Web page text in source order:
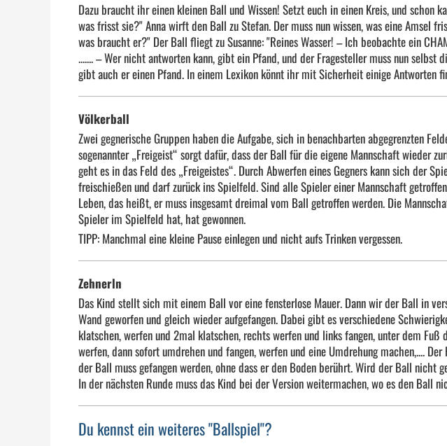
Dazu braucht ihr einen kleinen Ball und Wissen! Setzt euch in einen Kreis, und schon
was frisst sie?" Anna wirft den Ball zu Stefan. Der muss nun wissen, was eine Amsel
was braucht er?" Der Ball fliegt zu Susanne: "Reines Wasser! – Ich beobachte ein
....... – Wer nicht antworten kann, gibt ein Pfand, und der Fragesteller muss nun selbst
gibt auch er einen Pfand. In einem Lexikon könnt ihr mit Sicherheit einige Antworten
Völkerball
Zwei gegnerische Gruppen haben die Aufgabe, sich in benachbarten abgegrenzten
sogenannter „Freigeist“ sorgt dafür, dass der Ball für die eigene Mannschaft wieder
geht es in das Feld des „Freigeistes“. Durch Abwerfen eines Gegners kann sich der
freischießen und darf zurück ins Spielfeld. Sind alle Spieler einer Mannschaft
Leben, das heißt, er muss insgesamt dreimal vom Ball getroffen werden. Die
Spieler im Spielfeld hat, hat gewonnen.
TIPP: Manchmal eine kleine Pause einlegen und nicht aufs Trinken vergessen.
Zehnerln
Das Kind stellt sich mit einem Ball vor eine fensterlose Mauer. Dann wir der Ball in
Wand geworfen und gleich wieder aufgefangen. Dabei gibt es verschiedene
klatschen, werfen und 2mal klatschen, rechts werfen und links fangen, unter dem
werfen, dann sofort umdrehen und fangen, werfen und eine Umdrehung machen,....
der Ball muss gefangen werden, ohne dass er den Boden berührt. Wird der Ball nicht
In der nächsten Runde muss das Kind bei der Version weitermachen, wo es den Ball
Du kennst ein weiteres "Ballspiel"?